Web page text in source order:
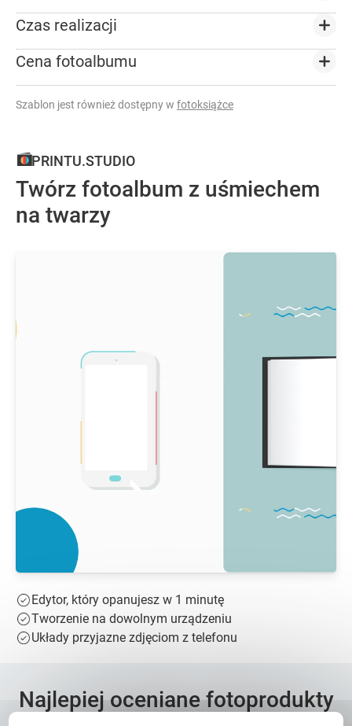
Czas realizacji
Cena fotoalbumu
Szablon jest również dostępny w fotoksiążce
PRINTU.STUDIO
Twórz fotoalbum z uśmiechem
na twarzy
Edytor, który opanujesz w 1 minutę
Tworzenie na dowolnym urządzeniu
Układy przyjazne zdjęciom z telefonu
Najlepiej oceniane fotoprodukty